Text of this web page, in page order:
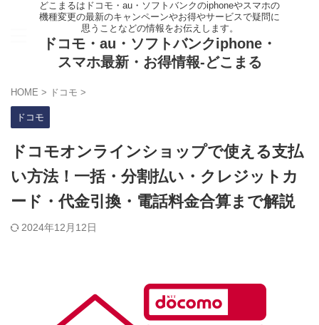
どこまるはドコモ・au・ソフトバンクのiphoneやスマホの
機種変更の最新のキャンペーンやお得やサービスで疑問に
思うことなどの情報をお伝えします。
ドコモ・au・ソフトバンクiphone・
スマホ最新・お得情報-どこまる
HOME > ドコモ >
ドコモ
ドコモオンラインショップで使える支払
い方法！一括・分割払い・クレジットカ
ード・代金引換・電話料金合算まで解説
2024年12月12日